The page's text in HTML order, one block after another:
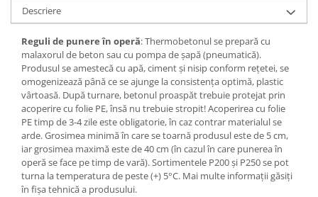
Descriere
Reguli de punere în operă: Thermobetonul se prepară cu
malaxorul de beton sau cu pompa de şapă (pneumatică).
Produsul se amestecă cu apă, ciment şi nisip conform rețetei, se
omogenizează până ce se ajunge la consistența optimă, plastic
vârtoasă. După turnare, betonul proaspăt trebuie protejat prin
acoperire cu folie PE, însă nu trebuie stropit! Acoperirea cu folie
PE timp de 3-4 zile este obligatorie, în caz contrar materialul se
arde. Grosimea minimă în care se toarnă produsul este de 5 cm,
iar grosimea maximă este de 40 cm (în cazul în care punerea în
operă se face pe timp de vară). Sortimentele P200 și P250 se pot
turna la temperatura de peste (+) 5°C. Mai multe informații găsiți
în fișa tehnică a produsului.